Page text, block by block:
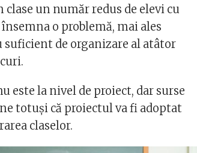
clase un număr redus de elevi cu
o problemă, mai ales
suficient de organizare al atâtor
este la nivel de proiect, dar surse
totuși că proiectul va fi adoptat
claselor.